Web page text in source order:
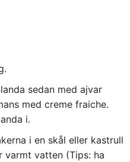
sedan med ajvar
med creme fraiche.
i.
i en skål eller kastrull
varmt vatten (Tips: ha